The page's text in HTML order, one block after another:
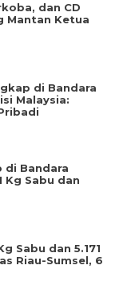
dan CD
Mantan Ketua
di Bandara
Malaysia:
di Bandara
Kg Sabu dan
Sabu dan 5.171
Riau-Sumsel, 6